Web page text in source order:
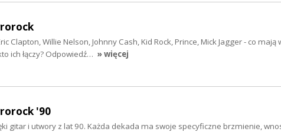
Clapton, Willie Nelson, Johnny Cash, Kid Rock, Prince, Mick Jagger - co mają
ich łączy? Odpowiedź… » więcej
'90
gitar i utwory z lat 90. Każda dekada ma swoje specyficzne brzmienie,